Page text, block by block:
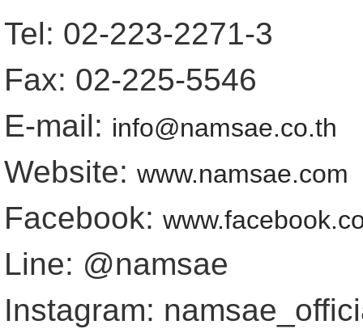
Tel: 02-223-2271-3
Fax: 02-225-5546
E-mail: info@namsae.co.th
Website: www.namsae.com
Facebook:
Line: @namsae
Instagram: